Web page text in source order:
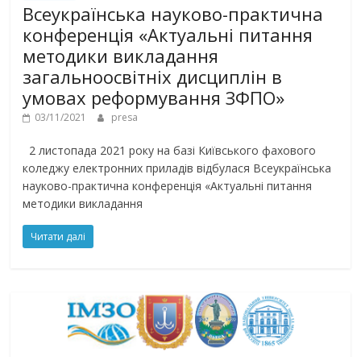
Всеукраїнська науково-практична
конференція «Актуальні питання
методики викладання
загальноосвітніх дисциплін в
умовах реформування ЗФПО»
03/11/2021 presa
2 листопада 2021 року на базі Київського фахового
коледжу електронних приладів відбулася Всеукраїнська
науково-практична конференція «Актуальні питання
методики викладання
Читати далі